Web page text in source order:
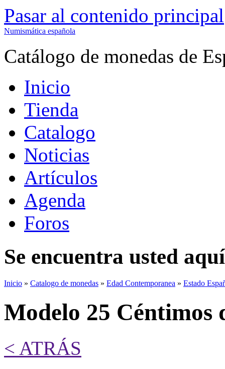
Pasar al contenido principal
Numismática española
Catálogo de monedas de
Inicio
Tienda
Catalogo
Noticias
Artículos
Agenda
Foros
Se encuentra usted aquí
Inicio » Catalogo de monedas » Edad Contemporanea » Estado
Modelo 25 Céntimos
< ATRÁS